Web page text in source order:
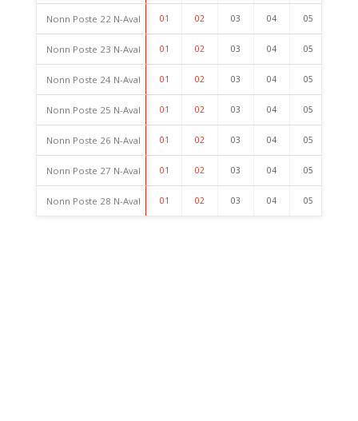
Nonn Poste 22 N-Aval
Nonn Poste 23 N-Aval
Nonn Poste 24 N-Aval
Nonn Poste 25 N-Aval
Nonn Poste 26 N-Aval
Nonn Poste 27 N-Aval
Nonn Poste 28 N-Aval
01 02 03 04 05
01 02 03 04 05
01 02 03 04 05
01 02 03 04 05
01 02 03 04 05
01 02 03 04 05
01 02 03 04 05